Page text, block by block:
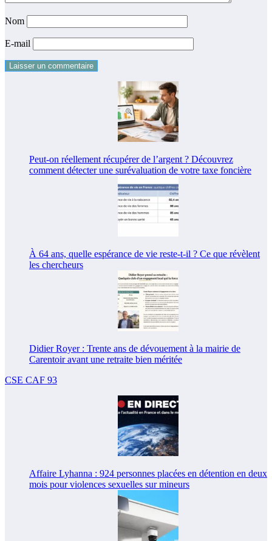
Nom
E-mail
Peut-on réellement récupérer de l’argent ? Découvrez
comment détecter une surévaluation de votre taxe foncière
À 64 ans, quelle espérance de vie reste-t-il ? Ce que révèlent
les chercheurs
Didier Royer : Trente ans de dévouement à la mairie de
Carentoir avant une retraite bien méritée
CSE CAF 93
Affaire Lyhanna : 924 personnes placées en détention en deux
mois pour violences sexuelles sur mineurs